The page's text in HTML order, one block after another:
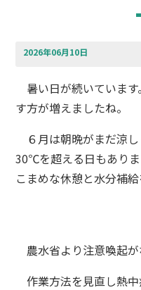
2026年06月10日
暑い日が続いていま
す方が増えましたね。
６月は朝晩がまだ涼
30℃を超える日もありま
こまめな休憩と水分補給
農水省より注意喚起が
作業方法を見直し熱中